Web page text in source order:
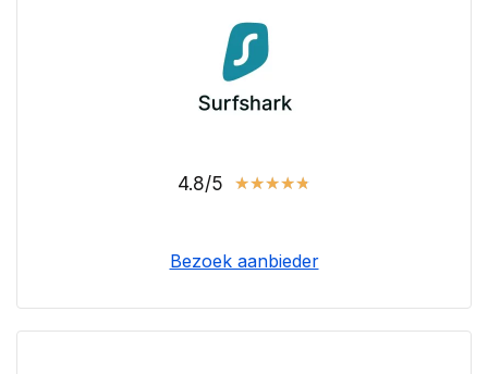
4.8/5 ★★★★★
Bezoek aanbieder